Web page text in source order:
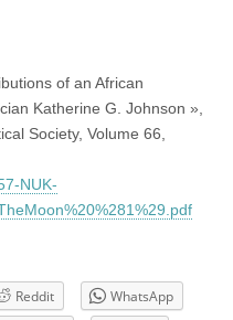
of an African
Katherine G. Johnson »,
Society, Volume 66,
NUK-
Reddit
WhatsApp